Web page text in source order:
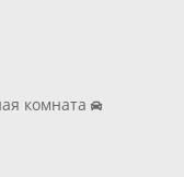
комната